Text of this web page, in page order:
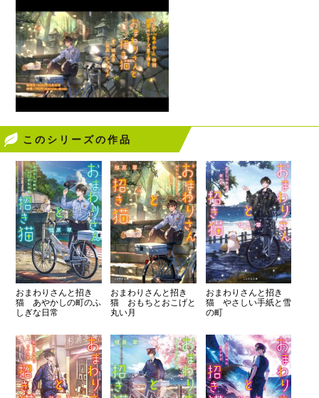
このシリーズの作品
おまわりさんと招き
猫 あやかしの町のふ
しぎな日常
おまわりさんと招き
猫 おもちとおこげと
丸い月
おまわりさんと招き
猫 やさしい手紙と雪
の町